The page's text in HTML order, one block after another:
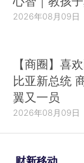
2026年08月09日
【商圈】喜
比亚新总统
翼又一员
2026年08月09日